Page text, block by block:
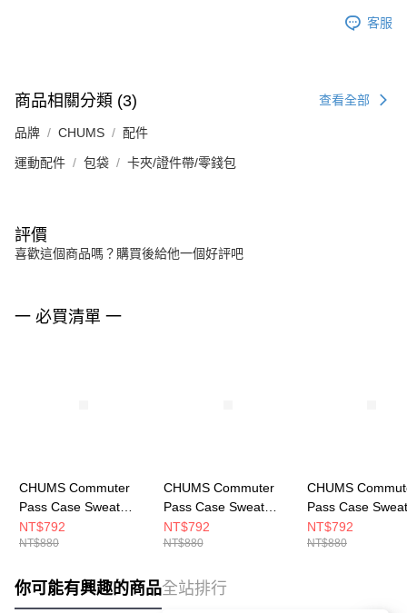
客服
商品相關分類 (3) 查看全部
品牌 CHUMS 配件
運動配件 包袋 卡夾/證件帶/零錢包
評價
喜歡這個商品嗎？購買後給他一個好評吧
一 必買清單 一
CHUMS Commuter
Pass Case Sweat
Nylon卡夾零錢包
CH603619K018
NT$792
NT$880
CHUMS Commuter
Pass Case Sweat
Nylon卡夾零錢包
CH603619N016
NT$792
NT$880
CHUMS
Pass Case Sweat
Nylon卡夾零錢包
CH603619G019
NT$792
NT$880
你可能有興趣的商品全站排行